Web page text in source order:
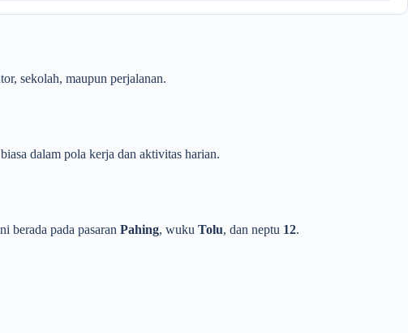
sekolah, maupun perjalanan.
dalam pola kerja dan aktivitas harian.
berada pada pasaran Pahing, wuku Tolu, dan neptu 12.